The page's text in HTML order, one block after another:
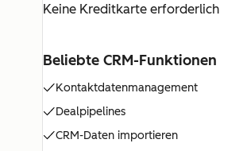
Keine Kreditkarte erforderlich
Beliebte CRM-Funktionen
Kontaktdatenmanagement
Dealpipelines
CRM-Daten importieren